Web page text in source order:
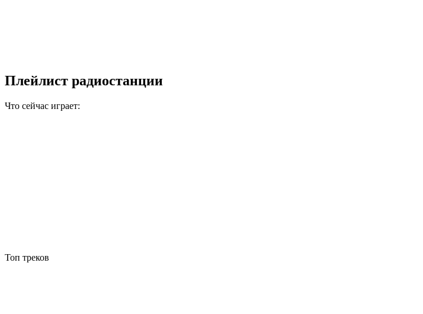
Плейлист радиостанции
Что сейчас играет:
Топ треков